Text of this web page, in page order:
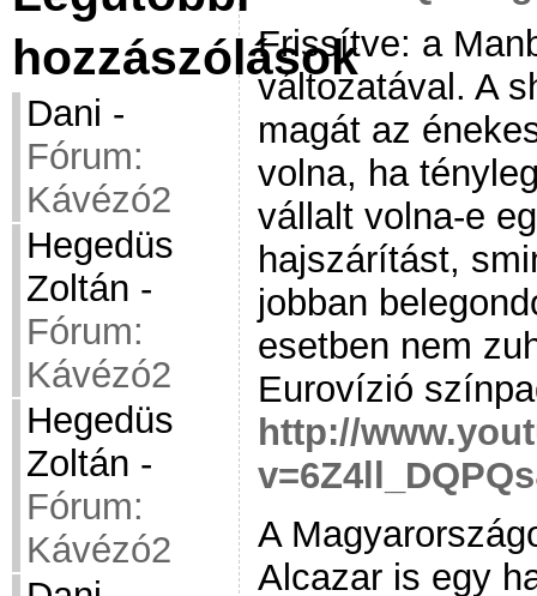
hozzászólások
Dani -
Fórum:
Kávézó2
Hegedüs
Zoltán -
Fórum:
Kávézó2
Hegedüs
Zoltán -
Fórum:
Kávézó2
Frissítve: a
változatával. A
magát az
volna, ha
vállalt volna-e
hajszárítást,
jobban
esetben nem
Eurovízió
http://
A
Alcazar is egy